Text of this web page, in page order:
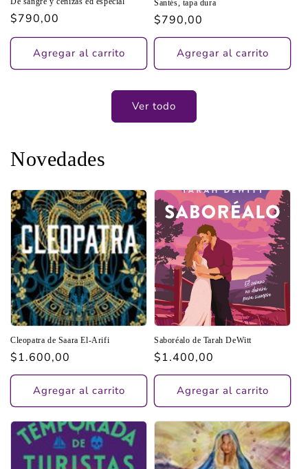
Precio
habitual
$790,00
Agregar al carrito
Santés, tapa dura
Precio
habitual
$790,00
Agregar al carrito
Ver todo
Novedades
Cleopatra de Saara El-Arifi
Precio
habitual
$1.600,00
Agregar al carrito
Saboréalo de Tarah DeWitt
Precio
habitual
$1.400,00
Agregar al carrito